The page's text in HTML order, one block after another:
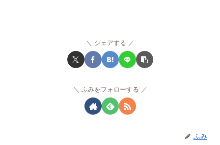
シェアする
ふみをフォローする
ふみ